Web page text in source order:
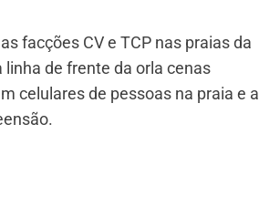
facções CV e TCP nas praias da
linha de frente da orla cenas
celulares de pessoas na praia e a